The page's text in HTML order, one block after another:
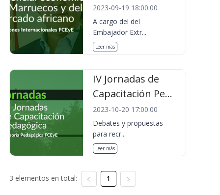
2023-09-19 18:00:00
A cargo del del
Embajador Extr...
Leer más
IV Jornadas de
Capacitación Pe...
2023-10-20 17:00:00
Debates y propuestas
para recr...
Leer más
3 elementos en total: 1